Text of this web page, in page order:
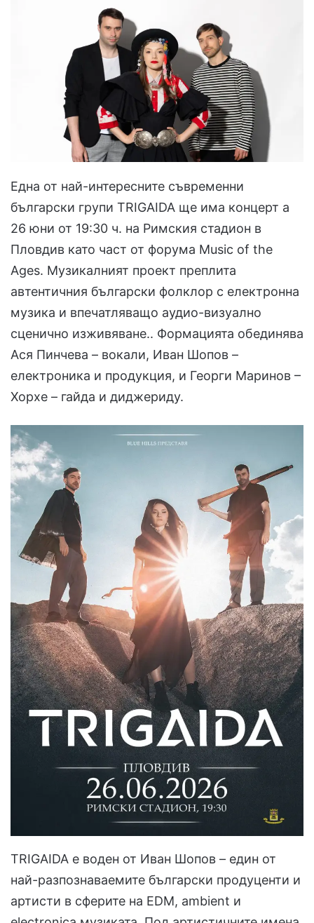
Една от най-интересните съвременни
български групи TRIGAIDA ще има концерт а
26 юни от 19:30 ч. на Римския стадион в
Пловдив като част от форума Music of the
Ages. Музикалният проект преплита
автентичния български фолклор с електронна
музика и впечатляващо аудио-визуално
сценично изживяване.. Формацията обединява
Ася Пинчева – вокали, Иван Шопов –
електроника и продукция, и Георги Маринов –
Хорхе – гайда и диджериду.
TRIGAIDA е воден от Иван Шопов – един от
най-разпознаваемите български продуценти и
артисти в сферите на EDM, ambient и